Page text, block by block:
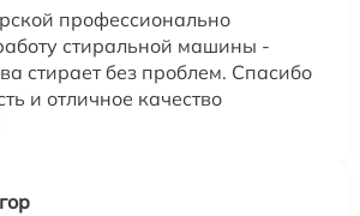
профессионально
стиральной машины -
стирает без проблем. Спасибо
и отличное качество